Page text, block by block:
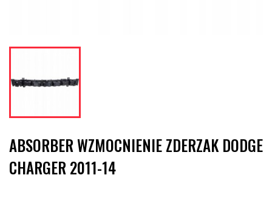
ABSORBER WZMOCNIENIE ZDERZAK DODGE
CHARGER 2011-14